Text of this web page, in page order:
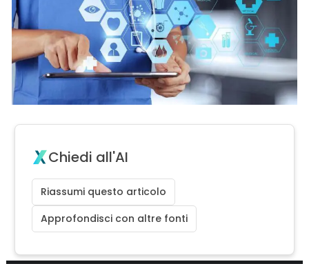
Chiedi all'AI
Riassumi questo articolo
Approfondisci con altre fonti